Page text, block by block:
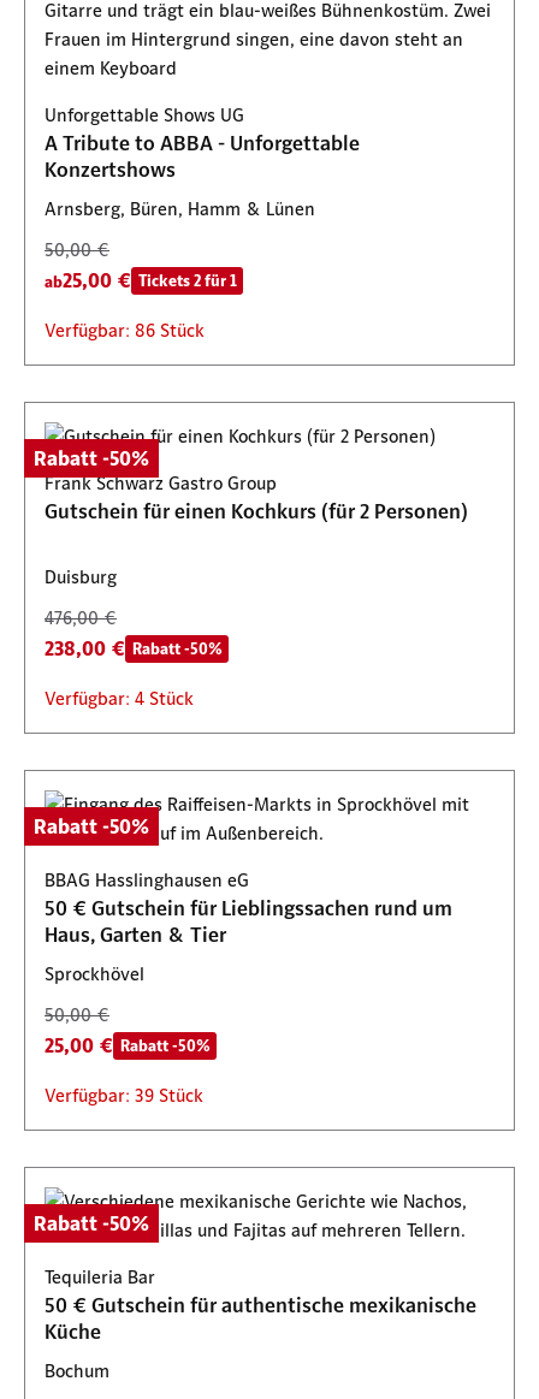
Unforgettable Shows UG
A Tribute to ABBA - Unforgettable
Konzertshows
Arnsberg, Büren, Hamm & Lünen
50,00 €
ab25,00 € Tickets 2 für 1
Verfügbar: 86 Stück
Rabatt -50%
Frank Schwarz Gastro Group
Gutschein für einen Kochkurs (für 2 Personen)
Duisburg
476,00 €
238,00 € Rabatt -50%
Verfügbar: 4 Stück
Rabatt -50%
BBAG Hasslinghausen eG
50 € Gutschein für Lieblingssachen rund um
Haus, Garten & Tier
Sprockhövel
50,00 €
25,00 € Rabatt -50%
Verfügbar: 39 Stück
Rabatt -50%
Tequileria Bar
50 € Gutschein für authentische mexikanische
Küche
Bochum